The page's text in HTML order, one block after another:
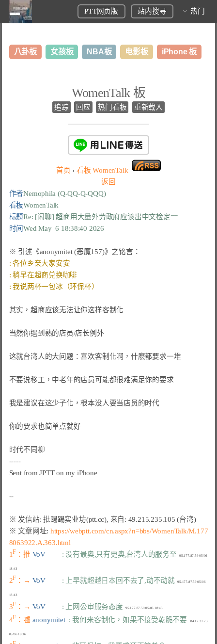
PTT网页版 站内搜寻 热门
八卦板 女孩板 NBA板 电影板 iPhone 板
WomenTalk 板
追踪 回应 热门看板 重新载入
首页 › 看板WomenTalk
返回
作者Nemophila (Q-QQ-Q-QQQ)
看板WomenTalk
标题Re: [闲聊] 超商用大量外劳政府应该出中文检定==
时间Wed May  6 18:38:40 2026
其实，超商应该无法让你这样客制化
当然你遇到熟的店员/店长例外
这就台湾人的大问题：喜欢客制化啊，什麽都要求一堆
不要说移工，中老年的店员可能都很难满足你的要求
我是建议在这少子化，根本没人要当店员的时代
你的要求也简单点就好
时代不同柳
-----
Sent from JPTT on my iPhone
※ 发信站: 批踢踢实业坊(ptt.cc), 来自: 49.215.235.105 (台湾)
※ 文章网址: https://webptt.com/cn.aspx?n=bbs/WomenTalk/M.177
8063922.A.363.html
1F ：推 VoV : 没有最奥,只有更奥,台湾人的服务至
   95.177.87.59 05/06
18:43
2F ：→ VoV : 上早就超越日本回不去了,动不动就
   95.177.87.59 05/06
18:43
3F ：→ VoV : 上网公审服务态度
   95.177.87.59 05/06 18:43
4F ：嘘 anonymitet : 我何来客制化，如果不接受乾脆不要
    84.17.37.73